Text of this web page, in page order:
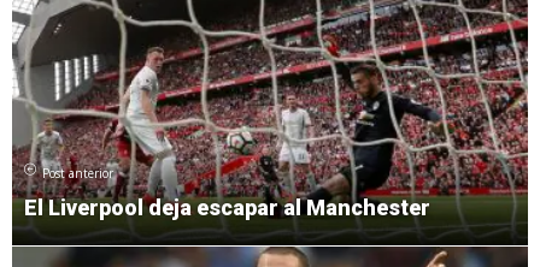
Post anterior
El Liverpool deja escapar al Manchester